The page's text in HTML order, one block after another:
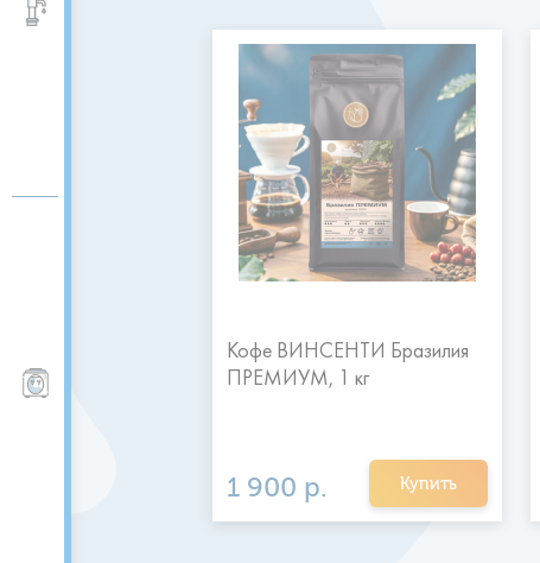
Пурифайеры, фильтры
Кофе ВИНСЕНТИ Бразилия
ПРЕМИУМ, 1 кг
1 900 р. Купить